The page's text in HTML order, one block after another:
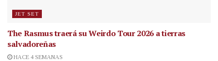
JET SET
The Rasmus traerá su Weirdo Tour 2026 a tierras
salvadoreñas
HACE 4 SEMANAS